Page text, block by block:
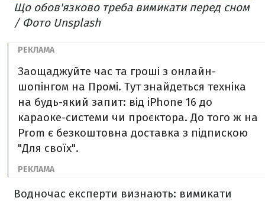
Що обов'язково треба вимикати перед сном
/ Фото Unsplash
Заощаджуйте час та гроші з онлайн-
шопінгом на Промі. Тут знайдеться техніка
на будь-який запит: від iPhone 16 до
караоке-системи чи проєктора. До того ж на
Prom є безкоштовна доставка з підпискою
"Для своїх".
Водночас експерти визнають: вимикати